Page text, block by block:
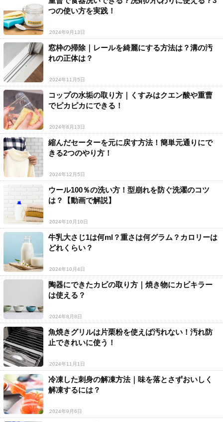
つの使い方を実践！
2024年9月13日
窓枠の掃除｜レールを綺麗にする方法は？溝の汚
れの正体は？
2024年11月5日
コップの水垢の取り方｜くすみはクエン酸や重曹
でピカピカにできる！
2024年8月13日
縮んだセーターを元に戻す方法！簡単元通りにで
きる2つのやり方！
2024年12月5日
ウール100％の洗い方！型崩れを防ぐ洗濯のコツ
は？【動画で解説】
2024年10月10日
牛乳大さじ1は何ml？重さは何グラム？カロリーは
どれくらい？
2024年10月4日
陶器にできたカビの取り方｜焼き物にカビキラー
は使える？
2024年8月8日
魚焼きグリルは片栗粉を使えば汚れない！汚れ防
止できれいに使う！
2024年11月1日
冷凍した刺身の解凍方法｜味を落とさずおいしく
解凍するには？
2024年9月6日